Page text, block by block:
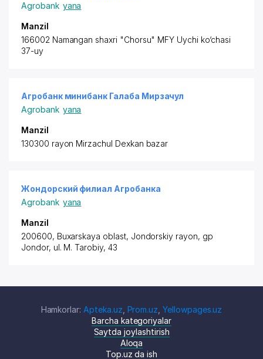
Agrobank yana
Manzil
166002 Namangan shaxri "Chorsu" MFY Uychi ko‘chasi
37-uy
Агробанк минибанк Галаба Мирзачул
Agrobank yana
Manzil
130300 rayon Mirzachul Dexkan bazar
Жондорский филиал Агробанка
Agrobank yana
Manzil
200600, Buxarskaya oblast, Jondorskiy rayon, gp
Jondor, ul. M. Tarobiy, 43
Hamkorlar: Apteka.uz Prom.uz ,Yellowpages.uz
Barcha kategoriyalar
Saytda joylashtirish
Aloqa
Top.uz da ish